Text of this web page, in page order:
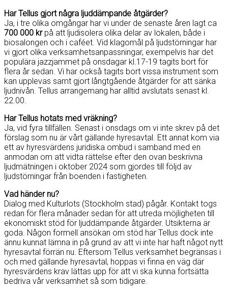
Har Tellus gjort några ljuddämpande åtgärder?
Ja, i tre olika omgångar har vi under de senaste åren lagt ca
700 000 krpå att ljudisolera olika delar av lokalen, både i
biosalongen och i caféet. Vid klagomål på ljudstörningar har
vi gjort olika verksamhetsanpassningar, exempelvis har det
populära jazzjammet på onsdagar kl.17-19 tagits bort för
flera år sedan. Vi har också tagits bort vissa instrument som
kan upplevas samt gjort långtgående åtgärder för att sänka
ljudnivån. Tellus arrangemang har alltid avslutats senast kl.
22.00.
Har Tellus hotats med vräkning?
Ja, vid fyra tillfällen. Senast i onsdags om vi inte skrev på det
förslag som nu är vårt gällande hyresavtal. Ett annat kom via
ett av hyresvärdens juridiska ombud i samband med en
anmodan om att vidta rättelse efter den ovan beskrivna
ljudmätningen i oktober 2024 som gjordes till följd av
ljudstörningar från boenden i fastigheten.
Vad händer nu?
Dialog med Kulturlots (Stockholm stad) pågår. Kontakt togs
redan för flera månader sedan för att utreda möjligheten till
ekonomiskt stöd för ljuddämpande åtgärder. Utsikterna är
goda. Någon formell ansökan om stöd har Tellus dock inte
ännu kunnat lämna in på grund av att vi inte har haft något nytt
hyresavtal förrän nu. Eftersom Tellus verksamhet begränsas i
och med gällande hyresavtal, hoppas vi finna en väg där
hyresvärdens krav lättas upp för att vi ska kunna fortsätta
bedriva vår verksamhet så som tidigare.